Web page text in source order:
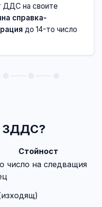
ДДС на своите
справка-
до 14-то число
ЗДДС?
Стойност
число на следващия